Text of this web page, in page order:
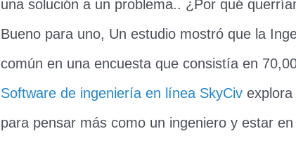
una solución a un problema.. ¿Por qué
Bueno para uno, Un estudio mostró que la
común en una encuesta que consistía en
Software de ingeniería en línea SkyCiv
para pensar más como un ingeniero y estar